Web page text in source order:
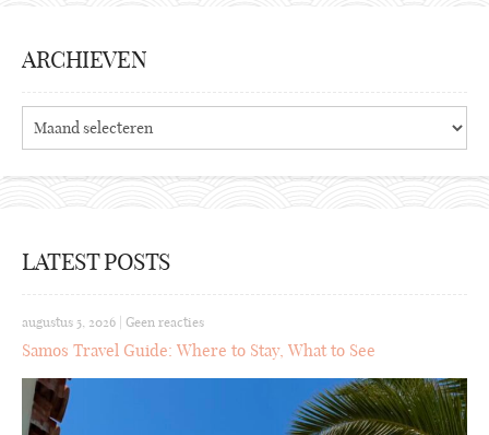
ARCHIEVEN
Archieven
LATEST POSTS
augustus 5, 2026 Geen reacties
Samos Travel Guide: Where to Stay, What to See